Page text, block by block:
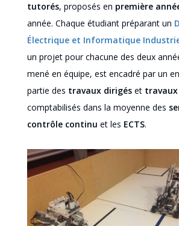
tutorés, proposés en première
année. Chaque étudiant préparant un
Électrique et Informatique
un projet pour chacune des deux
mené en équipe, est encadré par un
partie des travaux dirigés et
comptabilisés dans la moyenne des
contrôle continu et les ECTS.